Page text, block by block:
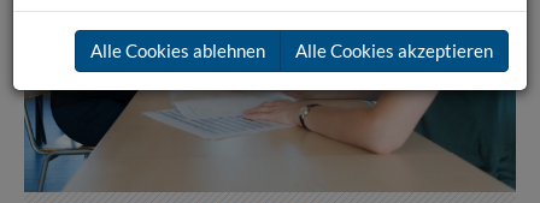
Alle Cookies ablehnen Alle Cookies akzeptieren